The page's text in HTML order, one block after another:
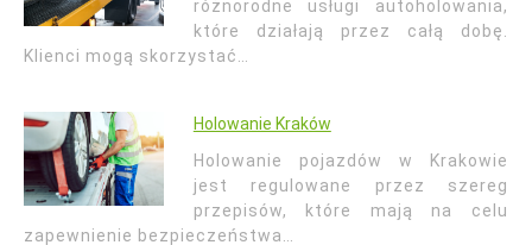
różnorodne usługi autoholowania,
które działają przez całą dobę.
Klienci mogą skorzystać…
Holowanie Kraków
Holowanie pojazdów w Krakowie
jest regulowane przez szereg
przepisów, które mają na celu
zapewnienie bezpieczeństwa…